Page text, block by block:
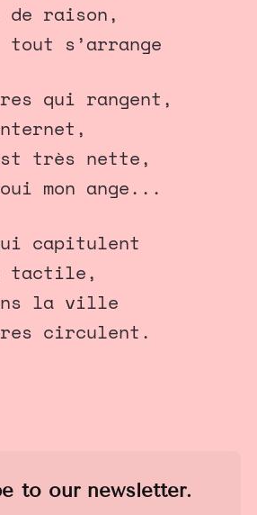
raison,
s’arrange
qui rangent,
très nette,
mon ange...
capitulent
tactile,
la ville
circulent.
to our newsletter.